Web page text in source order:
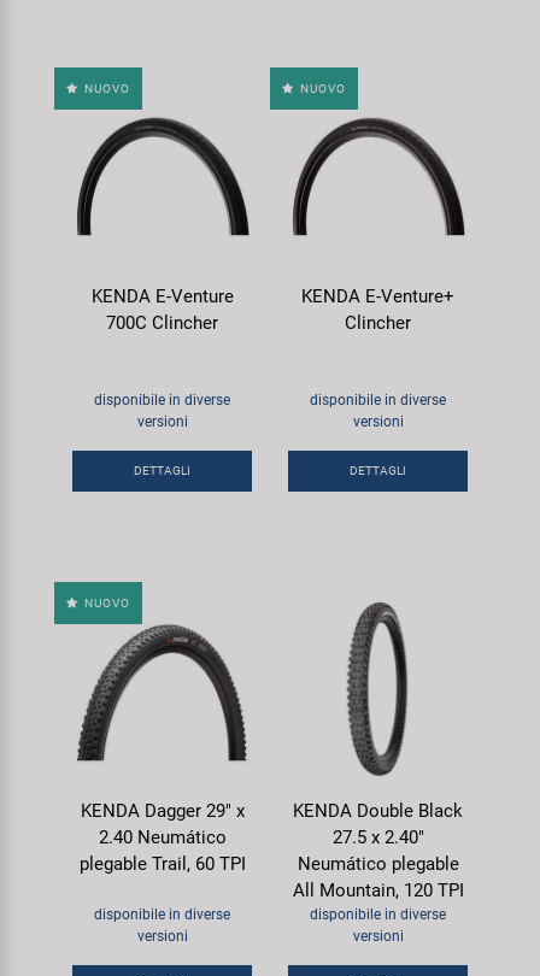
NUOVO
KENDA E-Venture
700C Clincher
disponibile in diverse
versioni
DETTAGLI
NUOVO
KENDA E-Venture+
Clincher
disponibile in diverse
versioni
DETTAGLI
NUOVO
KENDA Dagger 29" x
2.40 Neumático
plegable Trail, 60 TPI
disponibile in diverse
versioni
KENDA Double Black
27.5 x 2.40"
Neumático plegable
All Mountain, 120 TPI
disponibile in diverse
versioni